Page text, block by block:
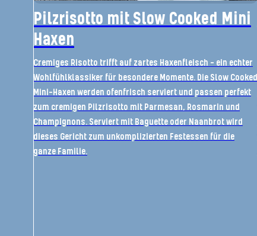
Pilzrisotto mit Slow Cooked Mini
Haxen
Cremiges Risotto trifft auf zartes Haxenfleisch – ein echter
Wohlfühlklassiker für besondere Momente. Die Slow Cooked
Mini-Haxen werden ofenfrisch serviert und passen perfekt
zum cremigen Pilzrisotto mit Parmesan, Rosmarin und
Champignons. Serviert mit Baguette oder Naanbrot wird
dieses Gericht zum unkomplizierten Festessen für die
ganze Familie.